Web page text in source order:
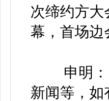
次缔约方大
幕，首场
申明
新闻等，